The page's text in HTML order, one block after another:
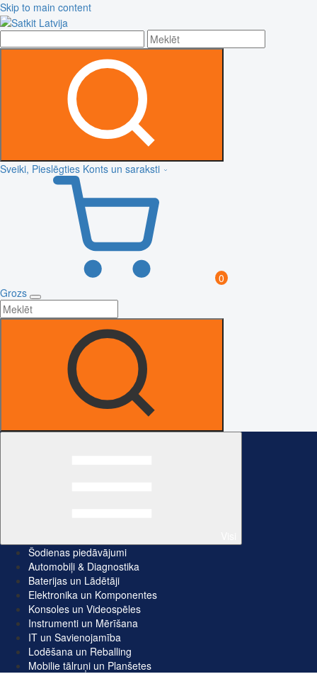
Skip to main content
Sveiki, Pieslēgties Konts un saraksti
0
Grozs
Šodienas piedāvājumi
Automobiļi & Diagnostika
Baterijas un Lādētāji
Elektronika un Komponentes
Konsoles un Videospēles
Instrumenti un Mērīšana
IT un Savienojamība
Lodēšana un Reballing
Mobilie tālruņi un Planšetes